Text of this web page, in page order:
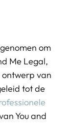
om
Me Legal,
van
tot de
You and